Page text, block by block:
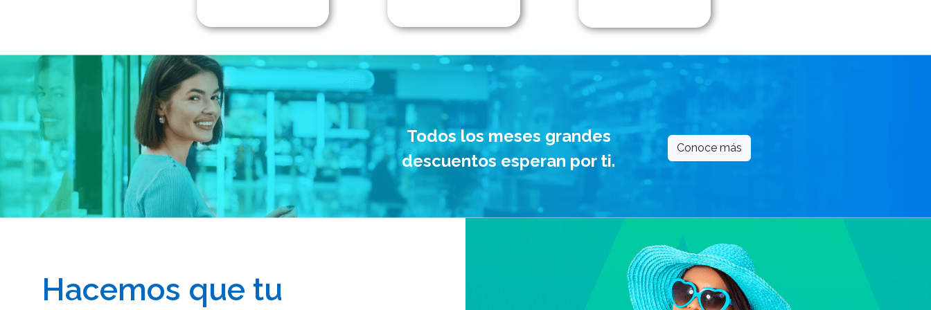
Todos los meses grandes
descuentos esperan por ti.
Conoce más
Hacemos que tu